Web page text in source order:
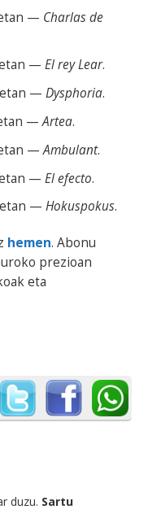
— Charlas de
— El rey Lear.
— Dysphoria.
—Artea.
—Ambulant.
— El efecto.
— Hokuspokus.
hemen. Abonu
prezioan
eta
duzu. Sartu